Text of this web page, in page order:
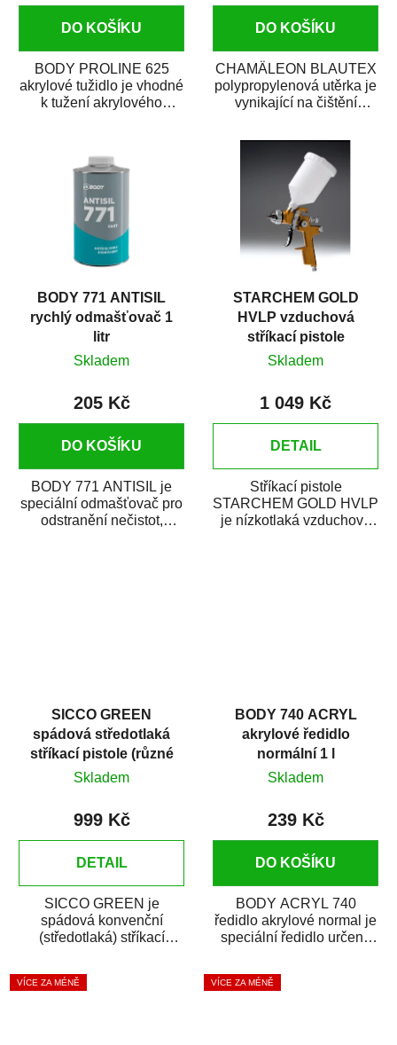
DO KOŠÍKU
BODY PROLINE 625
akrylové tužidlo je vhodné
k tužení akrylového
se...
DO KOŠÍKU
CHAMÄLEON BLAUTEX
polypropylenová utěrka je
vynikající na čištění
BODY 771 ANTISIL
rychlý odmašťovač 1
litr
Skladem
205 Kč
DO KOŠÍKU
BODY 771 ANTISIL je
speciální odmašťovač pro
odstranění nečistot,
STARCHEM GOLD
HVLP vzduchová
stříkací pistole
Skladem
1 049 Kč
DETAIL
Stříkací pistole
STARCHEM GOLD HVLP
je nízkotlaká vzduchová
SICCO GREEN
spádová středotlaká
stříkací pistole (různé
trysky)
Skladem
999 Kč
DETAIL
SICCO GREEN je
spádová konvenční
(středotlaká) stříkací
pro autolakování (opravy...
BODY 740 ACRYL
akrylové ředidlo
normální 1 l
Skladem
239 Kč
DO KOŠÍKU
BODY ACRYL 740
ředidlo akrylové normal je
speciální ředidlo určené
polyuretanových...
VÍCE ZA MÉNĚ VÍCE ZA MÉNĚ